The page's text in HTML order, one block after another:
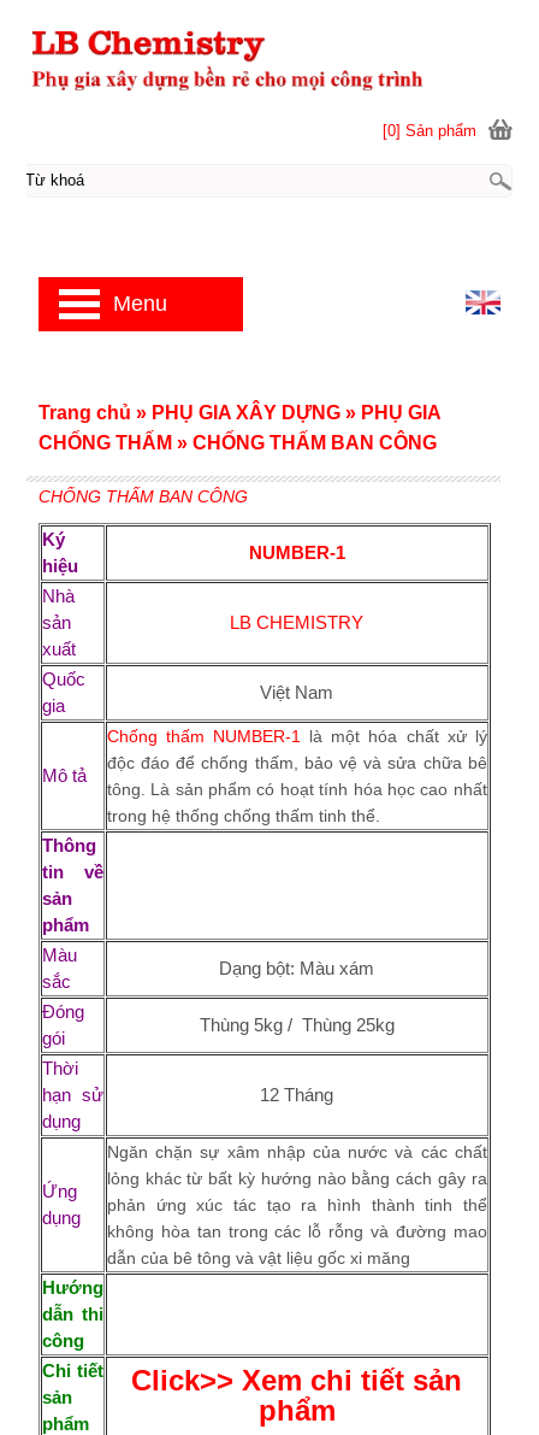
CHỐNG THẤM BAN CÔNG
Ký
hiệu
NUMBER-1
Nhà
sản
xuất
LB CHEMISTRY
Quốc
gia
Việt Nam
Mô tả
Chống thấm NUMBER-1
là một hóa chất xử lý
độc đáo để chống thấm, bảo vệ và sửa chữa bê
tông. Là sản phẩm có hoạt tính hóa học cao nhất
trong hệ thống chống thấm tinh thể.
Thông
tin về
sản
phẩm
Màu
sắc
Dạng bột: Màu xám
Đóng
gói
Thùng 5kg / Thùng 25kg
Thời
hạn sử
dụng
12 Tháng
Ứng
dụng
Ngăn chặn sự xâm nhập của nước và các chất
lỏng khác từ bất kỳ hướng nào bằng cách gây ra
phản ứng xúc tác tạo ra hình thành tinh thể
không hòa tan trong các lỗ rỗng và đường mao
dẫn của bê tông và vật liệu gốc xi măng
Hướng
dẫn thi
công
Chi tiết
sản
phẩm
Click>> Xem chi tiết sản
phẩm
Trang chủ » PHỤ GIA XÂY DỰNG » PHỤ GIA
CHỐNG THẤM » CHỐNG THẤM BAN CÔNG
[0] Sản phẩm
Menu